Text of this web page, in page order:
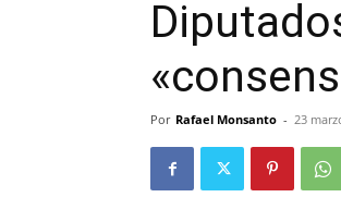
Por Rafael Monsanto - 23